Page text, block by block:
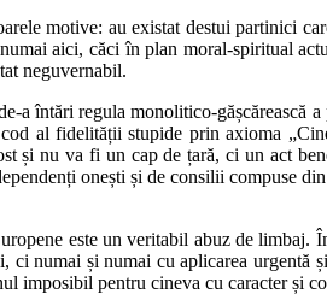
motive: au existat destui partinici
aici, căci în plan moral-spiritual
neguvernabil.
a întări regula monolitico-
al fidelității stupide prin axioma
și nu va fi un cap de țară, ci un act
onești și de consilii compuse
este un veritabil abuz de
ci numai și numai cu aplicarea
imposibil pentru cineva cu caracter și